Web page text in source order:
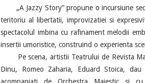
„A Jazzy Story” propune o incursiune
teritoriu al libertatii, improvizatiei si
spectacolul imbina cu rafinament melodii
insertii umoristice, construind o experienta
Pe scena, artistii Teatrului de Revista
Dinu, Romeo Zaharia, Eduard Stoica,